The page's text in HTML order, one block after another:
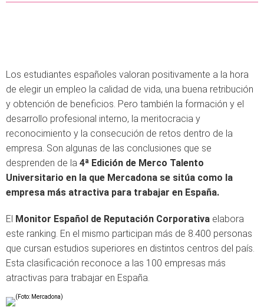
Los estudiantes españoles valoran positivamente a la hora
de elegir un empleo la calidad de vida, una buena retribución
y obtención de beneficios. Pero también la formación y el
desarrollo profesional interno, la meritocracia y
reconocimiento y la consecución de retos dentro de la
empresa. Son algunas de las conclusiones que se
desprenden de la 4ª Edición de Merco Talento
Universitario en la que Mercadona se sitúa como la
empresa más atractiva para trabajar en España.
El Monitor Español de Reputación Corporativa elabora
este ranking. En el mismo participan más de 8.400 personas
que cursan estudios superiores en distintos centros del país.
Esta clasificación reconoce a las 100 empresas más
atractivas para trabajar en España.